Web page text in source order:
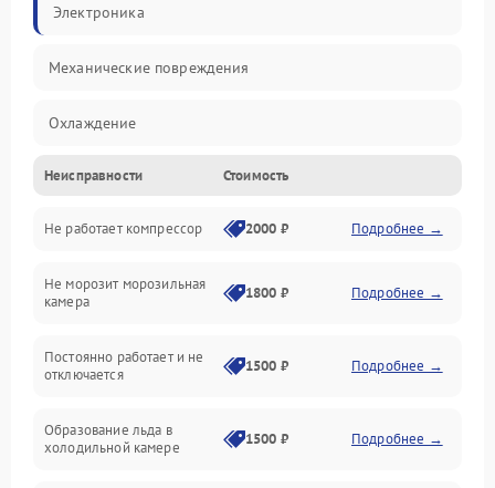
Электроника
Механические повреждения
Охлаждение
Механика
Электропитание
Дренаж
Неисправности Стоимость
Не работает компрессор 2000 ₽ Подробнее →
Не морозит морозильная
камера
1800 ₽ Подробнее →
Постоянно работает и не
отключается
1500 ₽ Подробнее →
Образование льда в
холодильной камере
1500 ₽ Подробнее →